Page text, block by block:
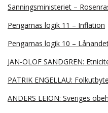
Sanningsministeriet –
Pengarnas logik 11 – Inflation
Pengarnas logik 10 –
JAN-OLOF SANDGREN:
PATRIK ENGELLAU:
ANDERS LEION: Sveriges